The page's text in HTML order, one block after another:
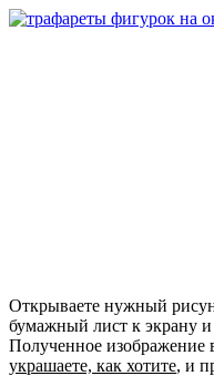
Открываете нужный
бумажный лист к экрану и
Полученное изображение
украшаете, как хотите, и